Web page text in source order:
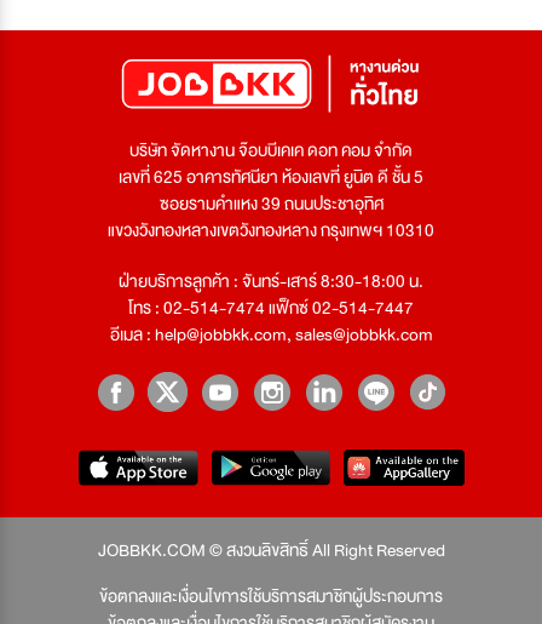
บริษัท จัดหางาน จ๊อบบีเคเค ดอท คอม จำกัด
เลขที่ 625 อาคารทัศนียา ห้องเลขที่ ยูนิต ดี ชั้น 5
ซอยรามคำแหง 39 ถนนประชาอุทิศ
แขวงวังทองหลางเขตวังทองหลาง กรุงเทพฯ 10310
ฝ่ายบริการลูกค้า : จันทร์-เสาร์ 8:30-18:00 น.
โทร : 02-514-7474 แฟ็กซ์ 02-514-7447
อีเมล :help@jobbkk.com,sales@jobbkk.com
JOBBKK.COM © สงวนลิขสิทธิ์ All Right Reserved
ข้อตกลงและเงื่อนไขการใช้บริการสมาชิกผู้ประกอบการ